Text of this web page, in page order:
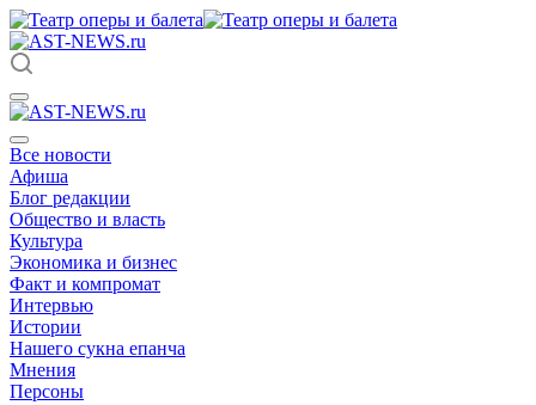
Все новости
Афиша
Блог редакции
Общество и власть
Культура
Экономика и бизнес
Факт и компромат
Интервью
Истории
Нашего сукна епанча
Мнения
Персоны